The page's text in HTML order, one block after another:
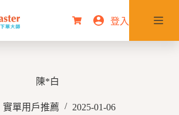
購
物
登入
陳*白
實單用戶推薦 2025-01-06